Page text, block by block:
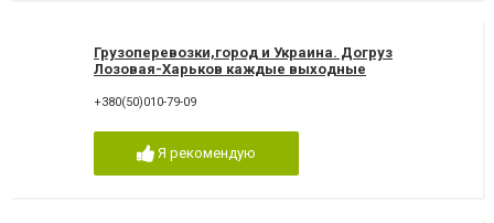
Грузоперевозки,город и Украина. Догруз
Лозовая-Харьков каждые выходные
+380(50)010-79-09
Я рекомендую